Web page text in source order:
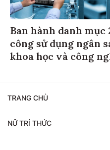
Ban hành danh
công sử dụng ngân
khoa học và công
TRANG CHỦ
NỮ TRÍ THỨC